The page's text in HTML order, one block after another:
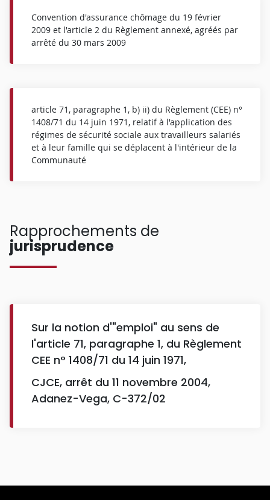
Convention d'assurance chômage du 19 février
2009 et l'article 2 du Règlement annexé, agréés par
arrêté du 30 mars 2009
article 71, paragraphe 1, b) ii) du Règlement (CEE) n°
1408/71 du 14 juin 1971, relatif à l'application des
régimes de sécurité sociale aux travailleurs salariés
et à leur famille qui se déplacent à l'intérieur de la
Communauté
Rapprochements de
jurisprudence
Sur la notion d'"emploi" au sens de
l'article 71, paragraphe 1, du Règlement
CEE n° 1408/71 du 14 juin 1971,
CJCE, arrêt du 11 novembre 2004,
Adanez-Vega, C-372/02